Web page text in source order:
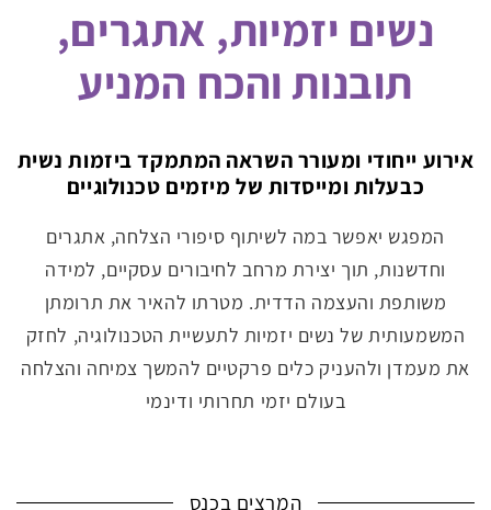
נשים יזמיות, אתגרים,
תובנות והכח המניע
אירוע ייחודי ומעורר השראה המתמקד ביזמות נשית
כבעלות ומייסדות של מיזמים טכנולוגיים
המפגש יאפשר במה לשיתוף סיפורי הצלחה, אתגרים
וחדשנות, תוך יצירת מרחב לחיבורים עסקיים, למידה
משותפת והעצמה הדדית. מטרתו להאיר את תרומתן
המשמעותית של נשים יזמיות לתעשיית הטכנולוגיה, לחזק
את מעמדן ולהעניק כלים פרקטיים להמשך צמיחה והצלחה
בעולם יזמי תחרותי ודינמי
המרצים בכנס